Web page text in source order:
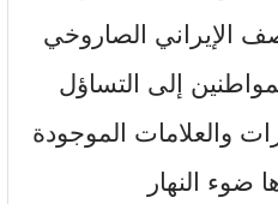
الإيراني الصاروخي
إلى التساؤل
والعلامات الموجودة
ضوء النهار